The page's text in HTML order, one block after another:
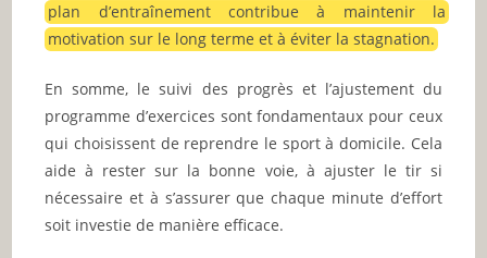
plan d’entraînement contribue à maintenir la
motivation sur le long terme et à éviter la stagnation.
En somme, le suivi des progrès et l’ajustement du
programme d’exercices sont fondamentaux pour ceux
qui choisissent de reprendre le sport à domicile. Cela
aide à rester sur la bonne voie, à ajuster le tir si
nécessaire et à s’assurer que chaque minute d’effort
soit investie de manière efficace.